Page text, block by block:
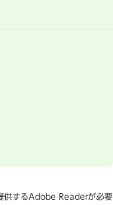
供するAdobe Readerが必要